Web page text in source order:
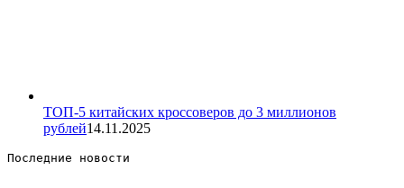
ТОП-5 китайских кроссоверов до 3 миллионов
рублей14.11.2025
Последние новости